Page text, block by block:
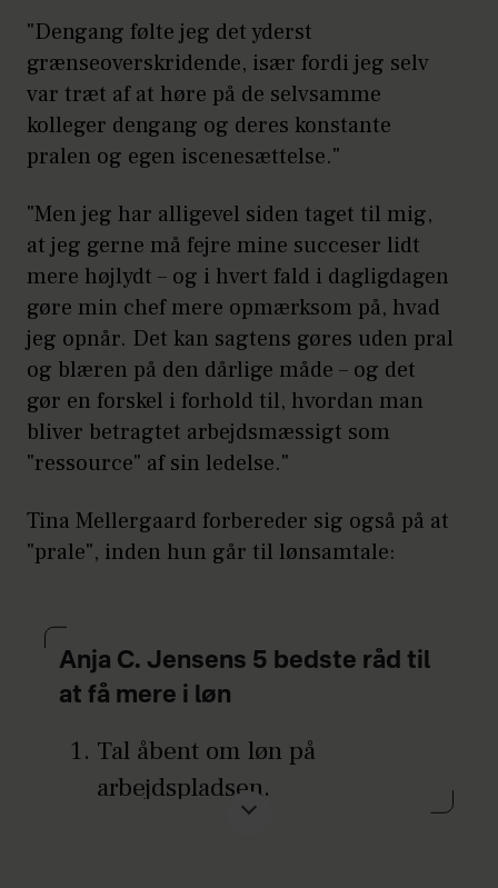
"Dengang følte jeg det yderst
grænseoverskridende, især fordi jeg selv
var træt af at høre på de selvsamme
kolleger dengang og deres konstante
pralen og egen iscenesættelse."
"Men jeg har alligevel siden taget til mig,
at jeg gerne må fejre mine succeser lidt
mere højlydt – og i hvert fald i dagligdagen
gøre min chef mere opmærksom på, hvad
jeg opnår. Det kan sagtens gøres uden pral
og blæren på den dårlige måde – og det
gør en forskel i forhold til, hvordan man
bliver betragtet arbejdsmæssigt som
"ressource" af sin ledelse."
Tina Mellergaard forbereder sig også på at
"prale", inden hun går til lønsamtale:
Anja C. Jensens 5 bedste råd til
at få mere i løn
Tal åbent om løn på
arbejdspladsen.